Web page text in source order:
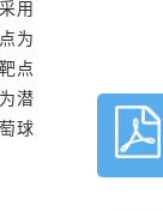
用
为
点
潜
球